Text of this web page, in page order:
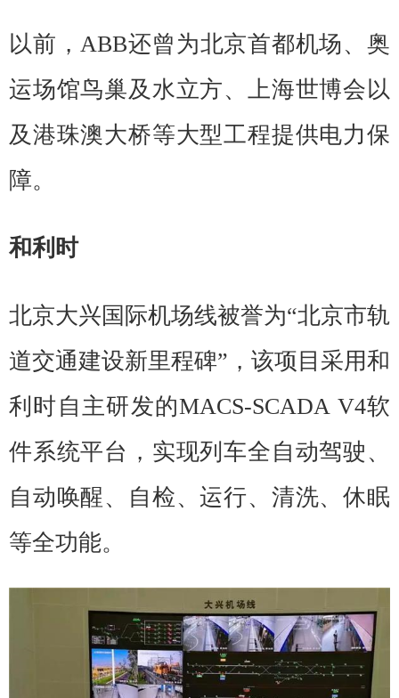
以前，ABB还曾为北京首都机场、奥
运场馆鸟巢及水立方、上海世博会以
及港珠澳大桥等大型工程提供电力保
障。
和利时
北京大兴国际机场线被誉为“北京市轨
道交通建设新里程碑”，该项目采用和
利时自主研发的MACS-SCADA V4软
件系统平台，实现列车全自动驾驶、
自动唤醒、自检、运行、清洗、休眠
等全功能。